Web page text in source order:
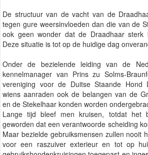
De structuur van de vacht van de
tegen gure weersinvloeden dan die van de
ook geen wonder dat de Draadhaar sterk
Deze situatie is tot op de huidige dag
Onder de bezielende leiding van de
kennelmanager van Prins zu Solms-
vereniging voor de Duitse Staande Hond
wiens aanraden ook de belangen van de
en de Stekelhaar konden worden
Lange tijd bleef men kruisen, totdat het
geworden dat een verantwoorde scheiding
Maar bezielde gebruiksmensen zullen nooit
voor een raszuiver exterieur en tot op